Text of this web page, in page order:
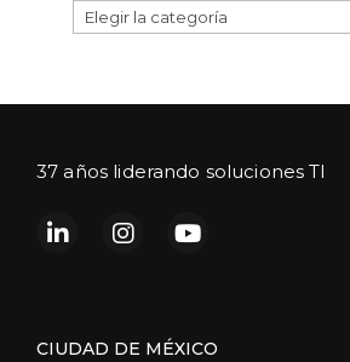
CATEGORÍAS
37 años liderando soluciones TI
CIUDAD DE MÉXICO